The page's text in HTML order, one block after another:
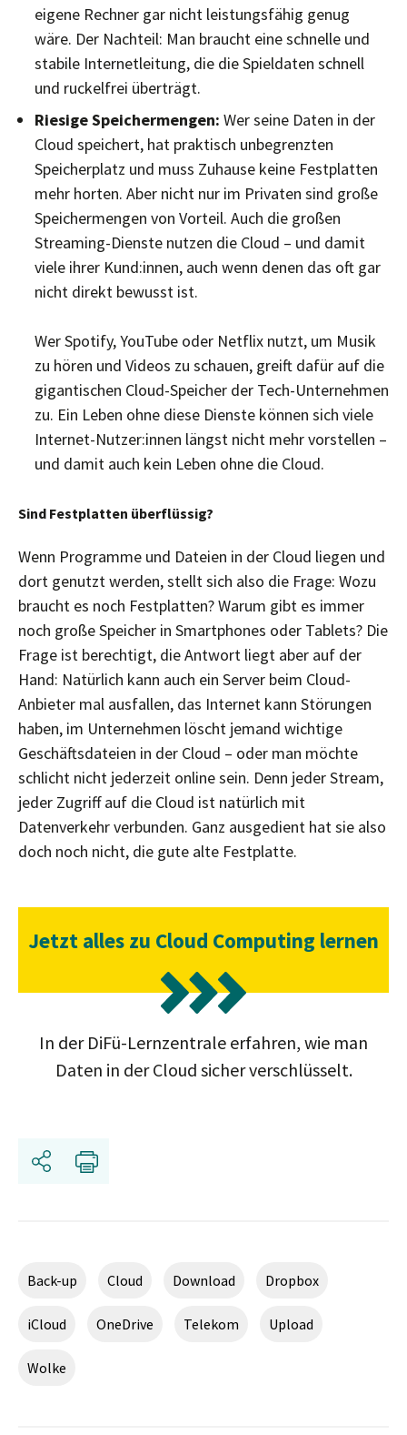
eigene Rechner gar nicht leistungsfähig genug
wäre. Der Nachteil: Man braucht eine schnelle und
stabile Internetleitung, die die Spieldaten schnell
und ruckelfrei überträgt.
Riesige Speichermengen: Wer seine Daten in der
Cloud speichert, hat praktisch unbegrenzten
Speicherplatz und muss Zuhause keine Festplatten
mehr horten. Aber nicht nur im Privaten sind große
Speichermengen von Vorteil. Auch die großen
Streaming-Dienste nutzen die Cloud – und damit
viele ihrer Kund:innen, auch wenn denen das oft gar
nicht direkt bewusst ist.
Wer Spotify, YouTube oder Netflix nutzt, um Musik
zu hören und Videos zu schauen, greift dafür auf die
gigantischen Cloud-Speicher der Tech-Unternehmen
zu. Ein Leben ohne diese Dienste können sich viele
Internet-Nutzer:innen längst nicht mehr vorstellen –
und damit auch kein Leben ohne die Cloud.
Sind Festplatten überflüssig?
Wenn Programme und Dateien in der Cloud liegen und
dort genutzt werden, stellt sich also die Frage: Wozu
braucht es noch Festplatten? Warum gibt es immer
noch große Speicher in Smartphones oder Tablets? Die
Frage ist berechtigt, die Antwort liegt aber auf der
Hand: Natürlich kann auch ein Server beim Cloud-
Anbieter mal ausfallen, das Internet kann Störungen
haben, im Unternehmen löscht jemand wichtige
Geschäftsdateien in der Cloud – oder man möchte
schlicht nicht jederzeit online sein. Denn jeder Stream,
jeder Zugriff auf die Cloud ist natürlich mit
Datenverkehr verbunden. Ganz ausgedient hat sie also
doch noch nicht, die gute alte Festplatte.
Jetzt alles zu Cloud Computing lernen
In der DiFü-Lernzentrale erfahren, wie man
Daten in der Cloud sicher verschlüsselt.
Teilen
Back-up Cloud Download Dropbox
iCloud OneDrive Telekom Upload
Wolke